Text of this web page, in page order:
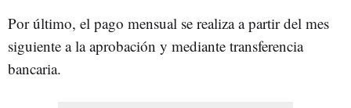
Por último, el pago mensual se realiza a partir del mes
siguiente a la aprobación y mediante transferencia
bancaria.